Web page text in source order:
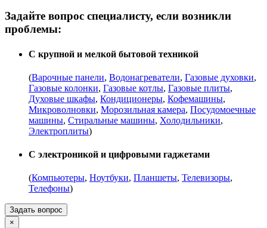
Задайте вопрос специалисту, если возникли
проблемы:
С крупной и мелкой бытовой техникой
(Варочные панели, Водонагреватели, Газовые духовки,
Газовые колонки, Газовые котлы, Газовые плиты,
Духовые шкафы, Кондиционеры, Кофемашины,
Микроволновки, Морозильная камера, Посудомоечные
машины, Стиральные машины, Холодильники,
Электроплиты)
С электроникой и цифровыми гаджетами
(Компьютеры, Ноутбуки, Планшеты, Телевизоры,
Телефоны)
Задать вопрос
×